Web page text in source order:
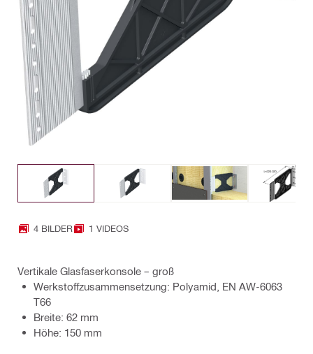
4 BILDER 1 VIDEOS
Vertikale Glasfaserkonsole – groß
Werkstoffzusammensetzung: Polyamid, EN AW-6063
T66
Breite: 62 mm
Höhe: 150 mm